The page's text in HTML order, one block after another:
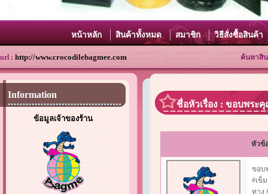
หน้าหลัก สินค้าทั้งหมด สมาชิก วิธีสั่งซื้อสินค้า
url : http://www.crocodilebagmee.com ค้นหาสิ
Information
ข้อมูลเจ้าของร้าน
ชื่อหัวเรื่อง : ขอบพระ
หัวข้
ขอบ
#เข็
ทาง